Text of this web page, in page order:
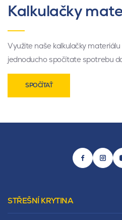
Kalkulačky
Využite naše kalkulačky
jednoducho spočítate spotrebu
SPOČÍTAŤ
STŘEŠNÍ KRYTINA